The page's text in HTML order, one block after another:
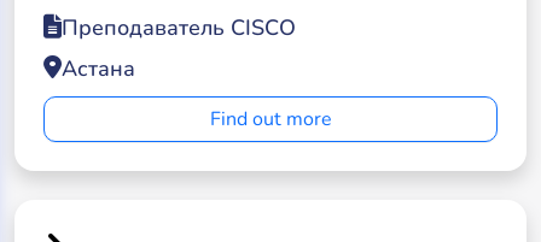
Преподаватель CISCO
Астана
Find out more